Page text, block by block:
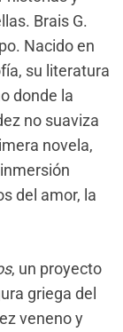
Brais G.
Nacido en
su literatura
donde la
no suaviza
novela,
del amor, la
, un proyecto
griega del
veneno y